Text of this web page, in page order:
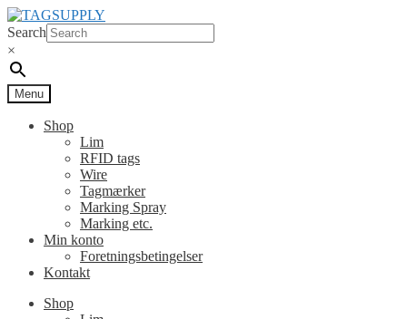
Spring
til
navigation
Spring
til
indhold
Search
×
Menu
Shop
Lim
RFID tags
Wire
Tagmærker
Marking Spray
Marking etc.
Min konto
Foretningsbetingelser
Kontakt
Shop